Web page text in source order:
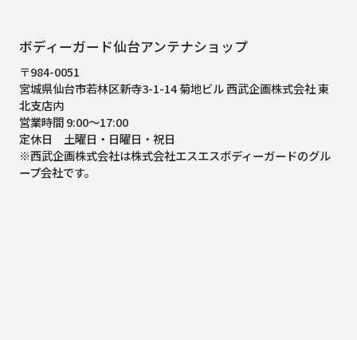
ボディーガード仙台アンテナショップ
〒984-0051
宮城県仙台市若林区新寺3-1-14 菊地ビル 西武企画株式会社 東
北支店内
営業時間 9:00～17:00
定休日 土曜日・日曜日・祝日
※西武企画株式会社は株式会社エスエスボディーガードのグル
ープ会社です。